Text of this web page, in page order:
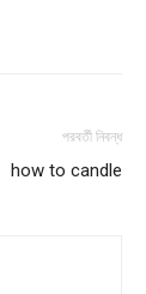
পরবর্তী নিবন্ধ
how to candle